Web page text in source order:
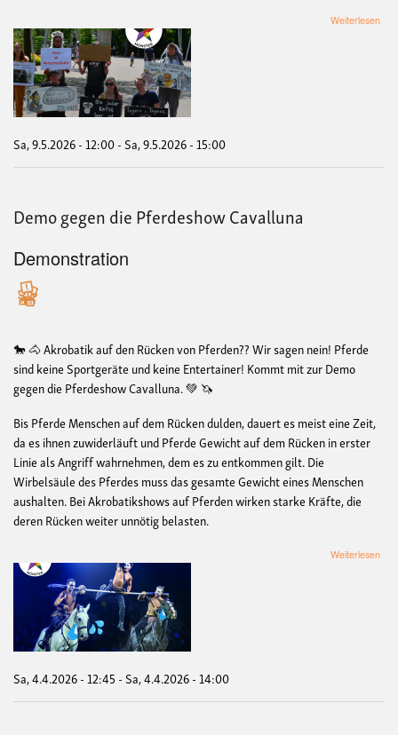
Weiterlesen
Sa, 9.5.2026 - 12:00-Sa, 9.5.2026 - 15:00
Demo gegen die Pferdeshow Cavalluna
Demonstration
🐎 🐴 Akrobatik auf den Rücken von Pferden?? Wir sagen nein! Pferde
sind keine Sportgeräte und keine Entertainer! Kommt mit zur Demo
gegen die Pferdeshow Cavalluna. 💚 🦄
Bis Pferde Menschen auf dem Rücken dulden, dauert es meist eine Zeit,
da es ihnen zuwiderläuft und Pferde Gewicht auf dem Rücken in erster
Linie als Angriff wahrnehmen, dem es zu entkommen gilt. Die
Wirbelsäule des Pferdes muss das gesamte Gewicht eines Menschen
aushalten. Bei Akrobatikshows auf Pferden wirken starke Kräfte, die
deren Rücken weiter unnötig belasten.
Weiterlesen
Sa, 4.4.2026 - 12:45 -Sa, 4.4.2026 - 14:00